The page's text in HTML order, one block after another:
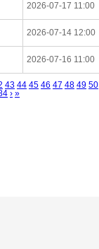
2026-07-17 11:00
2026-07-14 12:00
2026-07-16 11:00
43 44 45 46 47 48 49 50
› »